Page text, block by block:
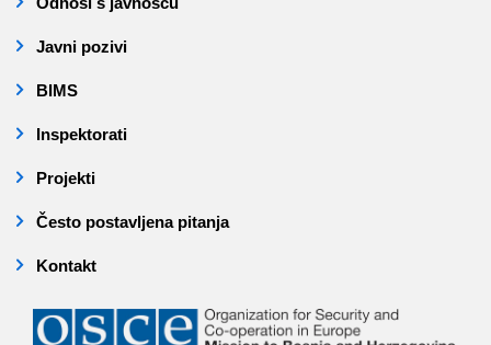
Javni pozivi
BIMS
Inspektorati
Projekti
Često postavljena pitanja
Kontakt